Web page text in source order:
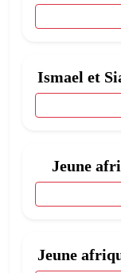
Ismael et
Jeune
Jeune